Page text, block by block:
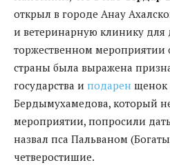
открыл в городе Анау
и ветеринарную клинику
торжественном мероприятии
страны была выражена
государства и подарен щенок
Бердымухамедова, который
мероприятии, попросили
назвал пса Пальваном
четверостишие.